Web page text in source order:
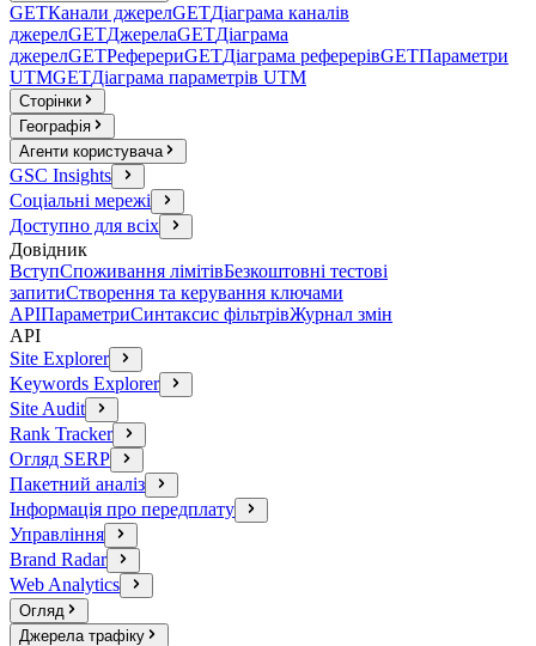
GETКанали джерелGETДіаграма каналів
джерелGETДжерелаGETДіаграма
джерелGETРеферериGETДіаграма реферерівGETПараметри
UTMGETДіаграма параметрів UTM
Сторінки
Географія
Агенти користувача
GSC Insights
Соціальні мережі
Доступно для всіх
Довідник
ВступСпоживання лімітівБезкоштовні тестові
запитиСтворення та керування ключами
APIПараметриСинтаксис фільтрівЖурнал змін
API
Site Explorer
Keywords Explorer
Site Audit
Rank Tracker
Огляд SERP
Пакетний аналіз
Інформація про передплату
Управління
Brand Radar
Web Analytics
Огляд
Джерела трафіку